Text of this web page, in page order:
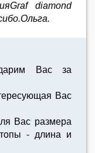
diamond
Вас за
Вас
Вас размера
- длина и